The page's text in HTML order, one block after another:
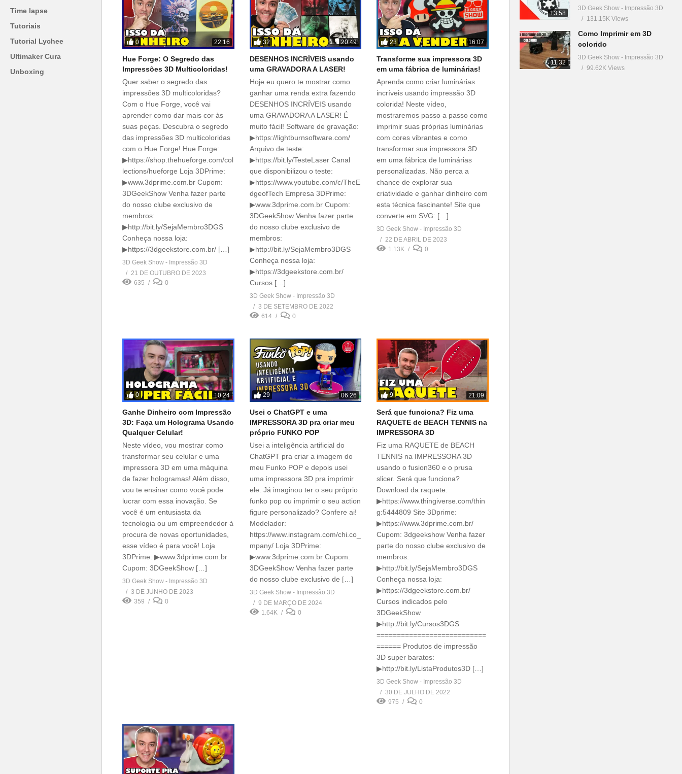
Time lapse
Tutoriais
Tutorial Lychee
Ultimaker Cura
Unboxing
0 22:16
Hue Forge: O Segredo das
Impressões 3D Multicoloridas!
Quer saber o segredo das
impressões 3D multicoloridas?
Com o Hue Forge, você vai
aprender como dar mais cor às
suas peças. Descubra o segredo
das impressões 3D multicoloridas
com o Hue Forge! Hue Forge:
▶https://shop.thehueforge.com/col
lections/hueforge Loja 3DPrime:
▶www.3dprime.com.br Cupom:
3DGeekShow Venha fazer parte
do nosso clube exclusivo de
membros:
▶http://bit.ly/SejaMembro3DGS
Conheça nossa loja:
▶https://3dgeekstore.com.br/ […]
3D Geek Show - Impressão 3D
21 DE OUTUBRO DE 2023
635
0
32 20:49
DESENHOS INCRÍVEIS usando
uma GRAVADORA A LASER!
Hoje eu quero te mostrar como
ganhar uma renda extra fazendo
DESENHOS INCRÍVEIS usando
uma GRAVADORA A LASER! É
muito fácil! Software de gravação:
▶https://lightburnsoftware.com/
Arquivo de teste:
▶https://bit.ly/TesteLaser Canal
que disponibilizou o teste:
▶https://www.youtube.com/c/TheE
dgeofTech Empresa 3DPrime:
▶www.3dprime.com.br Cupom:
3DGeekShow Venha fazer parte
do nosso clube exclusivo de
membros:
▶http://bit.ly/SejaMembro3DGS
Conheça nossa loja:
▶https://3dgeekstore.com.br/
Cursos […]
3D Geek Show - Impressão 3D
3 DE SETEMBRO DE 2022
614
0
23 16:07
Transforme sua impressora 3D
em uma fábrica de luminárias!
Aprenda como criar luminárias
incríveis usando impressão 3D
colorida! Neste vídeo,
mostraremos passo a passo como
imprimir suas próprias luminárias
com cores vibrantes e como
transformar sua impressora 3D
em uma fábrica de luminárias
personalizadas. Não perca a
chance de explorar sua
criatividade e ganhar dinheiro com
esta técnica fascinante! Site que
converte em SVG: […]
3D Geek Show - Impressão 3D
22 DE ABRIL DE 2023
1.13K
0
0 10:24
Ganhe Dinheiro com Impressão
3D: Faça um Holograma Usando
Qualquer Celular!
Neste vídeo, vou mostrar como
transformar seu celular e uma
impressora 3D em uma máquina
de fazer hologramas! Além disso,
vou te ensinar como você pode
lucrar com essa inovação. Se
você é um entusiasta da
tecnologia ou um empreendedor à
procura de novas oportunidades,
esse vídeo é para você! Loja
3DPrime: ▶www.3dprime.com.br
Cupom: 3DGeekShow […]
3D Geek Show - Impressão 3D
3 DE JUNHO DE 2023
359
0
29 06:26
Usei o ChatGPT e uma
IMPRESSORA 3D pra criar meu
próprio FUNKO POP
Usei a inteligência artificial do
ChatGPT pra criar a imagem do
meu Funko POP e depois usei
uma impressora 3D pra imprimir
ele. Já imaginou ter o seu próprio
funko pop ou imprimir o seu action
figure personalizado? Confere ai!
Modelador:
https://www.instagram.com/chi.co_
mpany/ Loja 3DPrime:
▶www.3dprime.com.br Cupom:
3DGeekShow Venha fazer parte
do nosso clube exclusivo de […]
3D Geek Show - Impressão 3D
9 DE MARÇO DE 2024
1.64K
0
9 21:09
Será que funciona? Fiz uma
RAQUETE de BEACH TENNIS na
IMPRESSORA 3D
Fiz uma RAQUETE de BEACH
TENNIS na IMPRESSORA 3D
usando o fusion360 e o prusa
slicer. Será que funciona?
Download da raquete:
▶https://www.thingiverse.com/thin
g:5444809 Site 3Dprime:
▶https://www.3dprime.com.br/
Cupom: 3dgeekshow Venha fazer
parte do nosso clube exclusivo de
membros:
▶http://bit.ly/SejaMembro3DGS
Conheça nossa loja:
▶https://3dgeekstore.com.br/
Cursos indicados pelo
3DGeekShow
▶http://bit.ly/Cursos3DGS
===========================
====== Produtos de impressão
3D super baratos:
▶http://bit.ly/ListaProdutos3D […]
3D Geek Show - Impressão 3D
30 DE JULHO DE 2022
975
0
13:58
3D Geek Show - Impressão 3D
131.15K Views
11:32
Como Imprimir em 3D
colorido
3D Geek Show - Impressão 3D
99.62K Views